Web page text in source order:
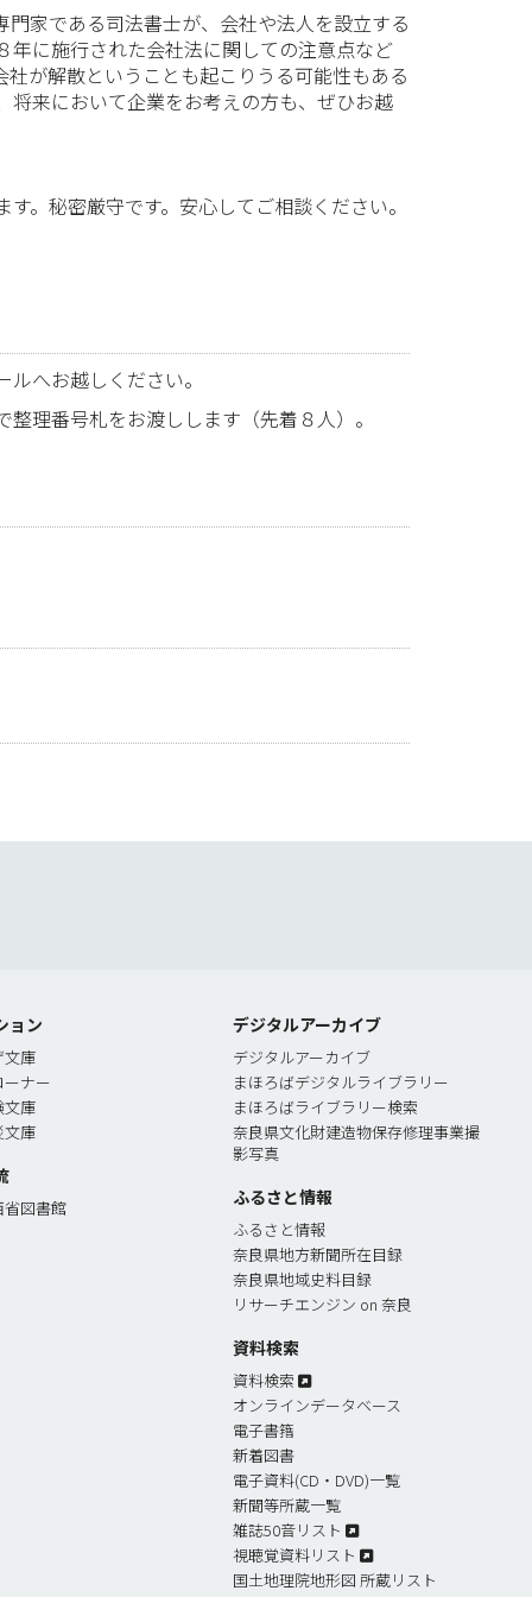
家である司法書士が、会社や法人を設立する
年に施行された会社法に関しての注意点など
が解散ということも起こりうる可能性もある
来において企業をお考えの方も、ぜひお越
。秘密厳守です。安心してご相談ください。
へお越しください。
理番号札をお渡しします（先着８人）。
ョン
文庫
ーナー
文庫
文庫
省図書館
デジタルアーカイブ
デジタルアーカイブ
まほろばデジタルライブラリー
まほろばライブラリー検索
奈良県文化財建造物保存修理事業撮
影写真
ふるさと情報
ふるさと情報
奈良県地方新聞所在目録
奈良県地域史料目録
リサーチエンジン on 奈良
資料検索
資料検索
オンラインデータベース
電子書簎
新着図書
電子資料(CD・DVD)一覧
新聞等所蔵一覧
雑誌50音リスト
視聴覚資料リスト
国土地理院地形図 所蔵リスト